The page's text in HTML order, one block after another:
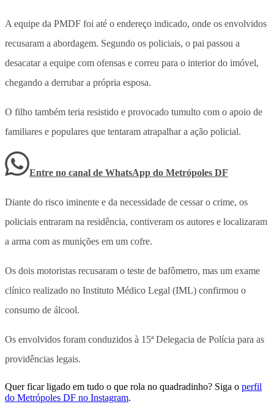
A equipe da PMDF foi até o endereço indicado, onde os envolvidos
recusaram a abordagem. Segundo os policiais, o pai passou a
desacatar a equipe com ofensas e correu para o interior do imóvel,
chegando a derrubar a própria esposa.
O filho também teria resistido e provocado tumulto com o apoio de
familiares e populares que tentaram atrapalhar a ação policial.
Entre no canal de WhatsApp do Metrópoles DF
Diante do risco iminente e da necessidade de cessar o crime, os
policiais entraram na residência, contiveram os autores e localizaram
a arma com as munições em um cofre.
Os dois motoristas recusaram o teste de bafômetro, mas um exame
clínico realizado no Instituto Médico Legal (IML) confirmou o
consumo de álcool.
Os envolvidos foram conduzidos à 15ª Delegacia de Polícia para as
providências legais.
Quer ficar ligado em tudo o que rola no quadradinho? Siga o perfil
do Metrópoles DF no Instagram.